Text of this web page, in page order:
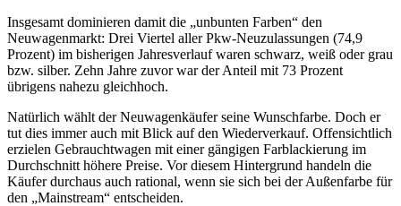
Insgesamt dominieren damit die „unbunten Farben“ den
Neuwagenmarkt: Drei Viertel aller Pkw-Neuzulassungen (74,9
Prozent) im bisherigen Jahresverlauf waren schwarz, weiß oder grau
bzw. silber. Zehn Jahre zuvor war der Anteil mit 73 Prozent
übrigens nahezu gleichhoch.
Natürlich wählt der Neuwagenkäufer seine Wunschfarbe. Doch er
tut dies immer auch mit Blick auf den Wiederverkauf. Offensichtlich
erzielen Gebrauchtwagen mit einer gängigen Farblackierung im
Durchschnitt höhere Preise. Vor diesem Hintergrund handeln die
Käufer durchaus auch rational, wenn sie sich bei der Außenfarbe für
den „Mainstream“ entscheiden.